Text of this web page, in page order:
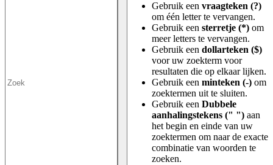
Gebruik een vraagteken (?)
om één letter te vervangen.
Gebruik een sterretje (*) om
meer letters te vervangen.
Gebruik een dollarteken ($)
voor uw zoekterm voor
resultaten die op elkaar lijken.
Gebruik een minteken (-) om
zoektermen uit te sluiten.
Gebruik een Dubbele
aanhalingstekens (" ") aan
het begin en einde van uw
zoektermen om naar de exacte
combinatie van woorden te
zoeken.